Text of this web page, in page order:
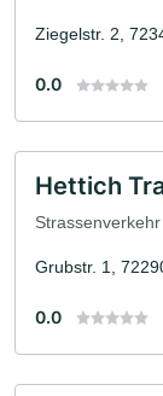
Ziegelstr. 2,
0.0
Hettich
Strassenverkehr
Grubstr. 1,
0.0